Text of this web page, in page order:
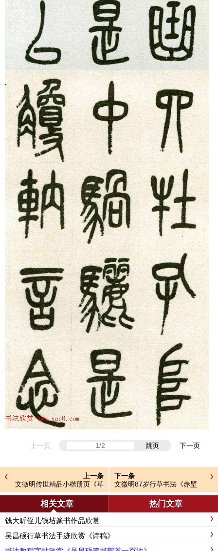
上一页 跳页 下一页
上一条
文徵明传世精品小楷册页《草
堂十志》
下一条
文徵明87岁行草书法《赤壁
赋》两种
相关文章 热门文章
钱大昕侄儿钱坫篆书作品欣赏
吴昌硕行草书法手迹欣赏《诗稿》